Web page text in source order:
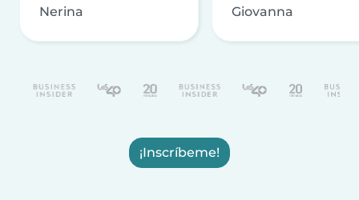
Nerina Giovanna
¡Inscríbeme!